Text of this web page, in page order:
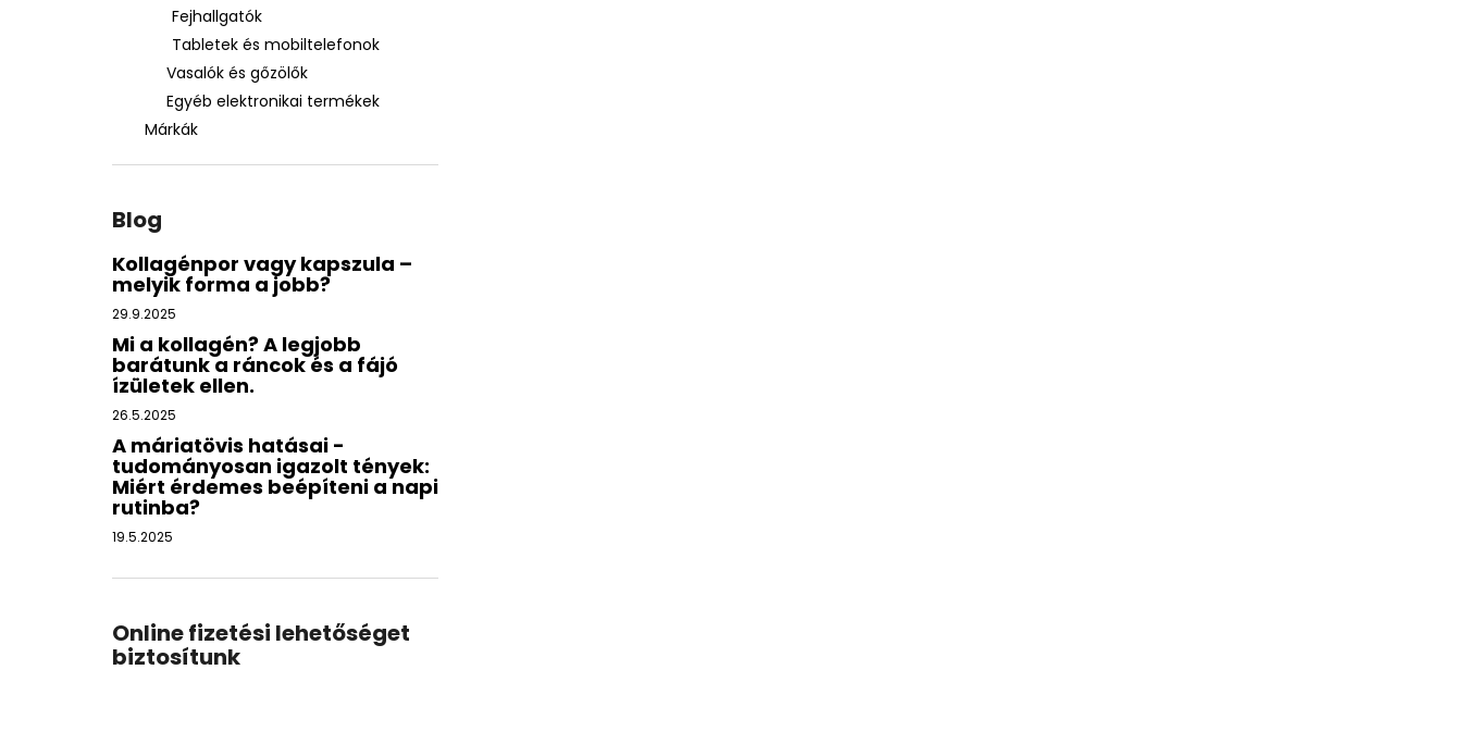
Fejhallgatók
Tabletek és mobiltelefonok
Vasalók és gőzölők
Egyéb elektronikai termékek
Márkák
Blog
Kollagénpor vagy kapszula –
melyik forma a jobb?
29.9.2025
Mi a kollagén? A legjobb
barátunk a ráncok és a fájó
ízületek ellen.
26.5.2025
A máriatövis hatásai -
tudományosan igazolt tények:
Miért érdemes beépíteni a napi
rutinba?
19.5.2025
Online fizetési lehetőséget
biztosítunk